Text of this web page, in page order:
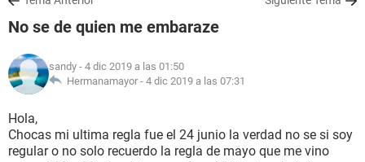
NUTRICIÓN
BIENESTAR
No se de quien me embaraze
sandy - 4 dic 2019 a las 01:50
Hermanamayor - 4 dic 2019 a las 07:31
Hola,
Chocas mi ultima regla fue el 24 junio la verdad no se si soy
regular o no solo recuerdo la regla de mayo que me vino